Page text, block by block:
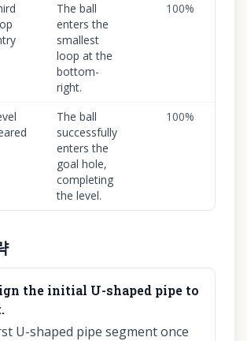
The ball
enters the
smallest
loop at the
bottom-
right.
100%
The ball
successfully
enters the
goal hole,
completing
the level.
100%
the initial U-shaped pipe to
U-shaped pipe segment once